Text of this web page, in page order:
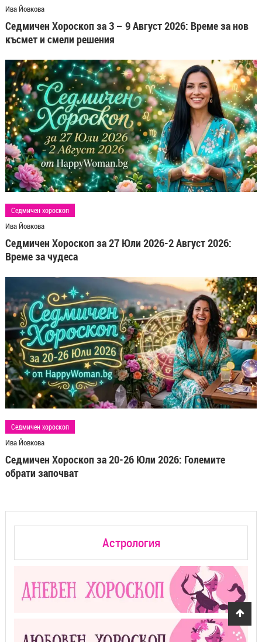
Ива Йовкова
Седмичен Хороскоп за 3 – 9 Август 2026: Време за нов
късмет и смели решения
Седмичен хороскоп
Ива Йовкова
Седмичен Хороскоп за 27 Юли 2026-2 Август 2026:
Време за чудеса
Седмичен хороскоп
Ива Йовкова
Седмичен Хороскоп за 20-26 Юли 2026: Големите
обрати започват
Астрология